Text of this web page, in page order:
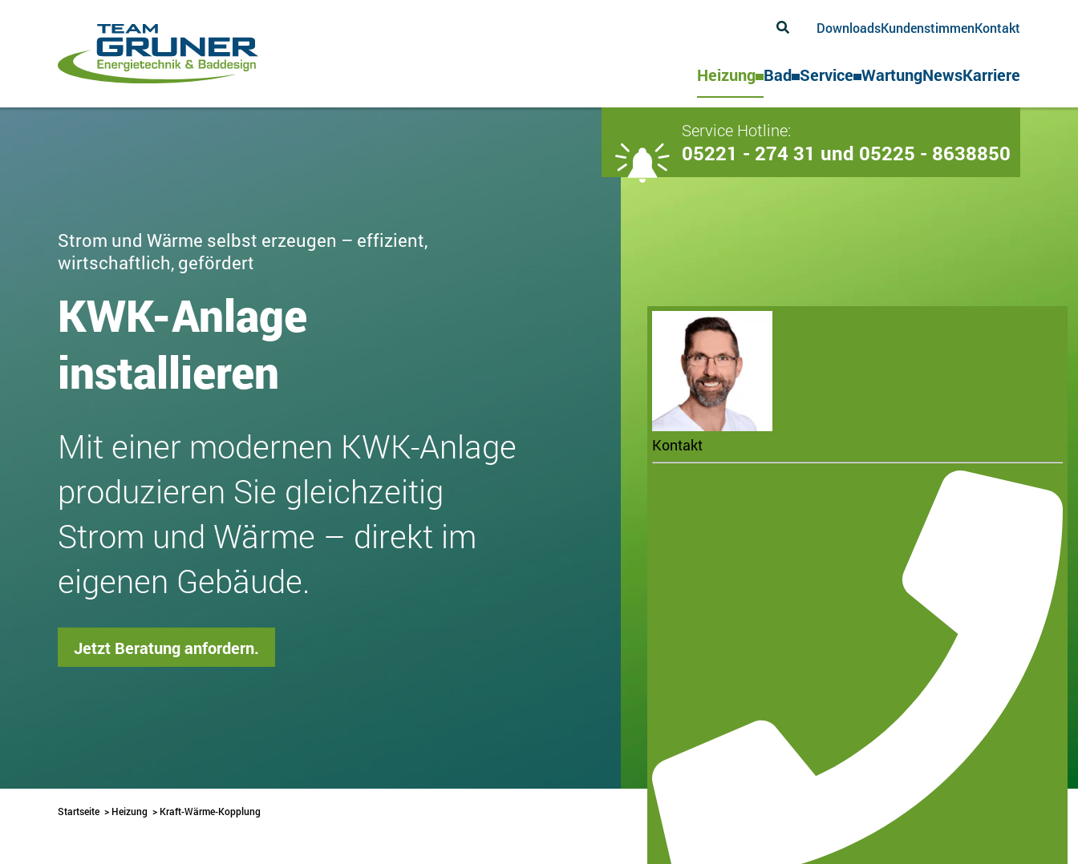
Kontakt
Service Hotline:
05221 - 274 31 und 05225 - 8638850
DownloadsKundenstimmenKontakt
Heizung Bad Service WartungNewsKarriere
Strom und Wärme selbst erzeugen – effizient,
wirtschaftlich, gefördert
KWK-Anlage
installieren
Mit einer modernen KWK-Anlage
produzieren Sie gleichzeitig
Strom und Wärme – direkt im
eigenen Gebäude.
Jetzt Beratung anfordern.
Startseite > Heizung > Kraft-Wärme-Kopplung